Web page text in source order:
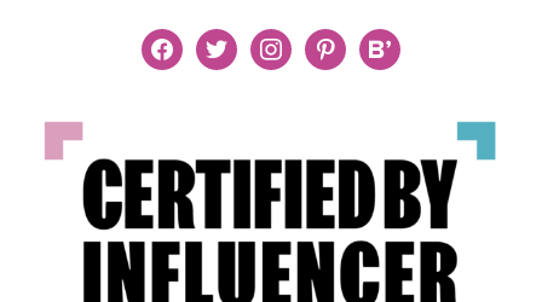
facebooktwitter instagrampinterestbloglovin